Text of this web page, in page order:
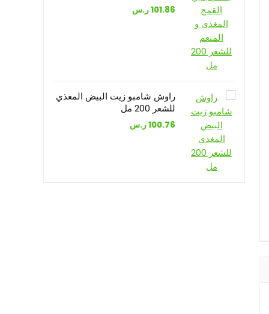
101.86ر.س
راوش شامبو زيت البيض المغذي
للشعر 200 مل
100.76ر.س